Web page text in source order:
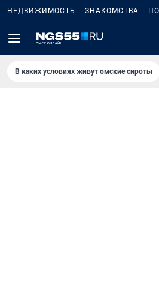
НЕДВИЖИМОСТЬ ЗНАКОМСТВА
В каких условиях живут омские сироты